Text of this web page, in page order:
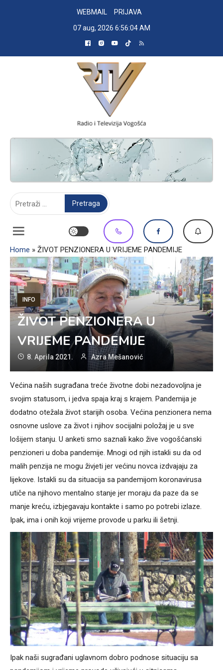
WEBMAIL
PRIJAVA
07 aug, 2026 6:56:05 AM
RADIO TELEVIZIJA VOGOŠĆA
Home » ŽIVOT PENZIONERA U VRIJEME PANDEMIJE
INFO
ŽIVOT PENZIONERA U
VRIJEME PANDEMIJE
8. Aprila 2021. Azra Mešanović
Većina naših sugrađana treće životne dobi nezadovoljna je
svojim statusom, i jedva spaja kraj s krajem. Pandemija je
dodatno otežala život starijih osoba. Većina penzionera nema
osnovne uslove za život i njihov socijalni položaj je u sve
lošijem stanju. U anketi smo saznali kako žive vogošćanski
penzioneri u doba pandemije. Mnogi od njih istakli su da od
malih penzija ne mogu živjeti jer većinu novca izdvajaju za
lijekove. Istakli su da situacija sa pandemijom koronavirusa
utiče na njihovo mentalno stanje jer moraju da paze da se
manje kreću, izbjegavaju kontakte i samo po potrebi izlaze.
Ipak, ima i onih koji vrijeme provode u parku ili šetnji.
Ipak naši sugrađani uglavnom dobro podnose situaciju sa